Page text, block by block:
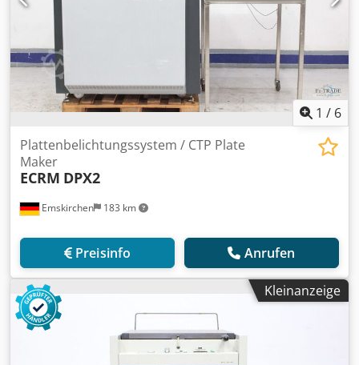
1 / 6
Emskirchen 183 km
Plattenbelichtungssystem / CTP Plate
Maker
ECRM DPX2
Preisinfo Anrufen
Kleinanzeige